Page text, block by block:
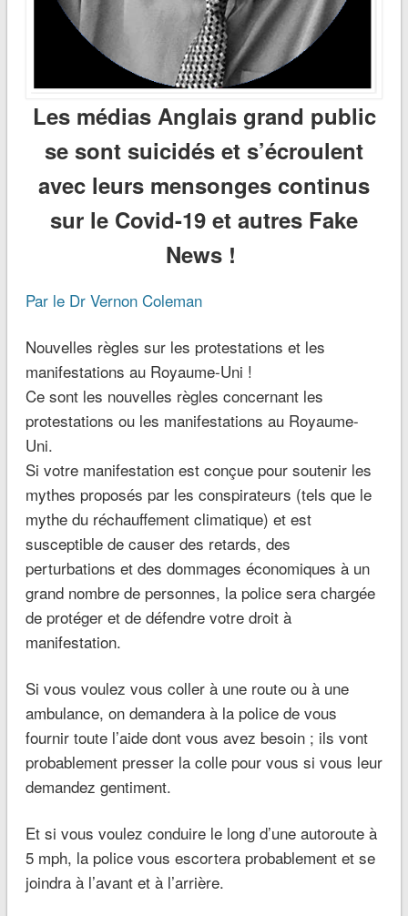
Les médias Anglais grand public
se sont suicidés et s’écroulent
avec leurs mensonges continus
sur le Covid-19 et autres Fake
News !
Par le Dr Vernon Coleman
Nouvelles règles sur les protestations et les
manifestations au Royaume-Uni !
Ce sont les nouvelles règles concernant les
protestations ou les manifestations au Royaume-
Uni.
Si votre manifestation est conçue pour soutenir les
mythes proposés par les conspirateurs (tels que le
mythe du réchauffement climatique) et est
susceptible de causer des retards, des
perturbations et des dommages économiques à un
grand nombre de personnes, la police sera chargée
de protéger et de défendre votre droit à
manifestation.
Si vous voulez vous coller à une route ou à une
ambulance, on demandera à la police de vous
fournir toute l’aide dont vous avez besoin ; ils vont
probablement presser la colle pour vous si vous leur
demandez gentiment.
Et si vous voulez conduire le long d’une autoroute à
5 mph, la police vous escortera probablement et se
joindra à l’avant et à l’arrière.